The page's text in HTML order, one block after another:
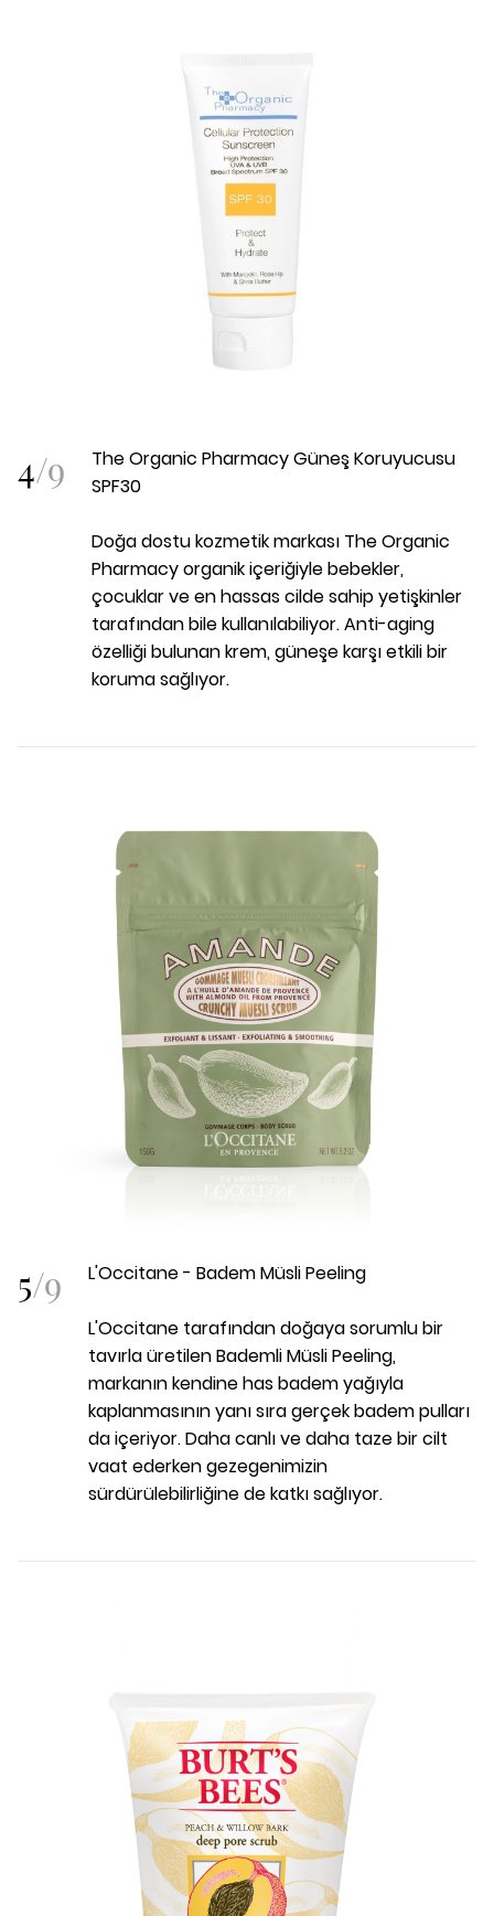
4/9
The Organic Pharmacy Güneş Koruyucusu
SPF30
Doğa dostu kozmetik markası The Organic
Pharmacy organik içeriğiyle bebekler,
çocuklar ve en hassas cilde sahip yetişkinler
tarafından bile kullanılabiliyor. Anti-aging
özelliği bulunan krem, güneşe karşı etkili bir
koruma sağlıyor.
5/9 L'Occitane - Badem Müsli Peeling
L'Occitane tarafından doğaya sorumlu bir
tavırla üretilen Bademli Müsli Peeling,
markanın kendine has badem yağıyla
kaplanmasının yanı sıra gerçek badem pulları
da içeriyor. Daha canlı ve daha taze bir cilt
vaat ederken gezegenimizin
sürdürülebilirliğine de katkı sağlıyor.